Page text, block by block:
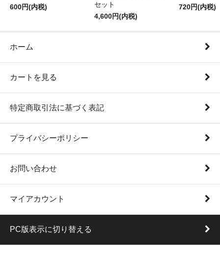
600円(内税)
セット
4,600円(内税)
720円(内税)
ホーム
カートを見る
特定商取引法に基づく表記
プライバシーポリシー
お問い合わせ
マイアカウント
PC版表示に切り替える